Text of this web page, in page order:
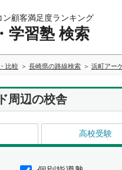
ン顧客満足度ランキング
学習塾 検索
比較 長崎県の路線検索 浜町アー
周辺の校舎
高校受験